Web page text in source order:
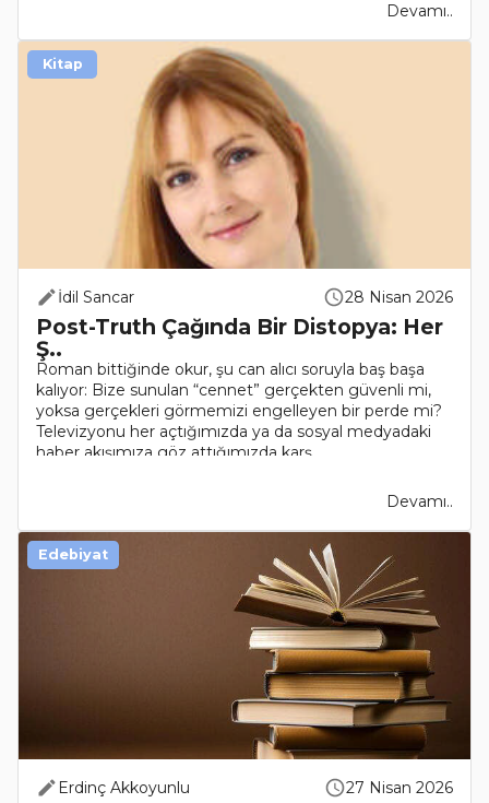
Devamı..
İdil Sancar 28 Nisan 2026
Post-Truth Çağında Bir Distopya: Her
Ş..
Roman bittiğinde okur, şu can alıcı soruyla baş başa
kalıyor: Bize sunulan “cennet” gerçekten güvenli mi,
yoksa gerçekleri görmemizi engelleyen bir perde mi?
Televizyonu her açtığımızda ya da sosyal medyadaki
haber akışımıza göz attığımızda karş..
Devamı..
Kitap
Erdinç Akkoyunlu 27 Nisan 2026
Edebiyat